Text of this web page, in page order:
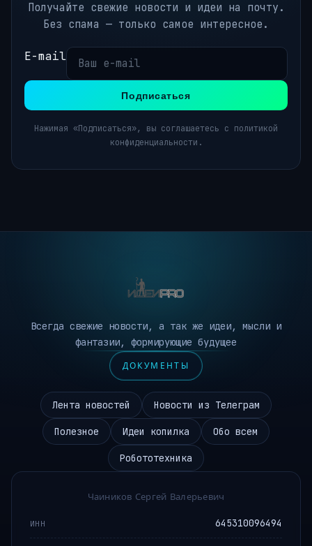
Получайте свежие новости и идеи на почту.
Без спама — только самое интересное.
E-mail
Подписаться
Нажимая «Подписаться», вы соглашаетесь с политикой
конфиденциальности.
Всегда свежие новости, а так же идеи, мысли и
фантазии, формирующие будущее
ДОКУМЕНТЫ
Лента новостей Новости из Телеграм
Полезное Идеи копилка Обо всем
Робототехника
Чаиников Сергей Валерьевич
ИНН 645310096494